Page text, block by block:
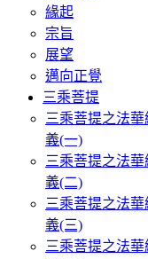
緣起
宗旨
展望
邁向正覺
三乘菩提
三乘菩提之法華
義(一)
三乘菩提之法華
義(二)
三乘菩提之法華
義(三)
三乘菩提之法華